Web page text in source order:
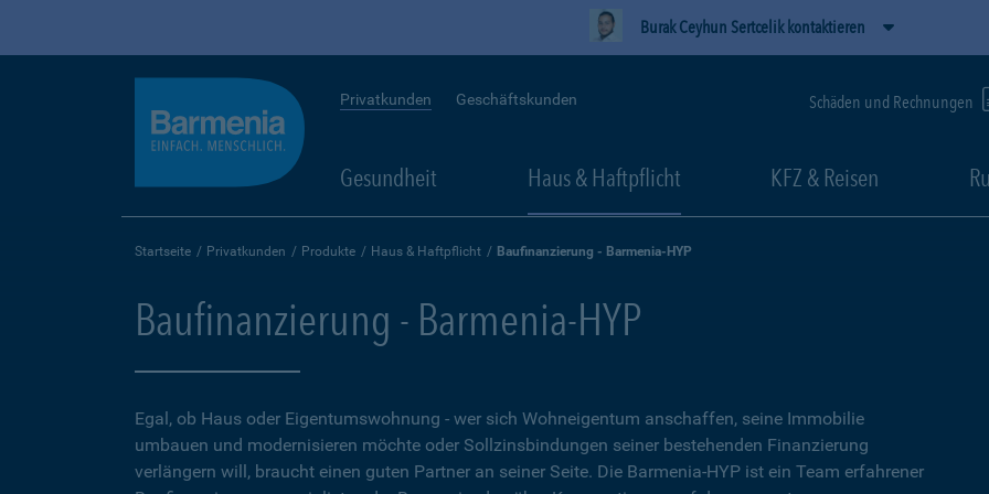
Burak Ceyhun Sertcelik kontaktieren
Privatkunden Geschäftskunden Schäden und Rechnungen
Gesundheit Haus & Haftpflicht KFZ & Reisen
Startseite Privatkunden Produkte Haus & Haftpflicht Baufinanzierung - Barmenia-HYP
Baufinanzierung - Barmenia-HYP
Egal, ob Haus oder Eigentumswohnung - wer sich Wohneigentum anschaffen, seine Immobilie
umbauen und modernisieren möchte oder Sollzinsbindungen seiner bestehenden Finanzierung
verlängern will, braucht einen guten Partner an seiner Seite. Die Barmenia-HYP ist ein Team erfahrener